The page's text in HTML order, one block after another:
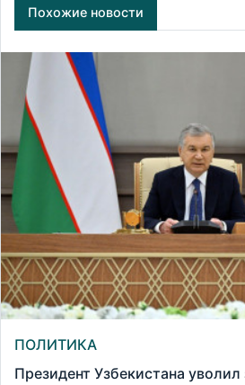
Похожие новости
ПОЛИТИКА
Президент Узбекистана